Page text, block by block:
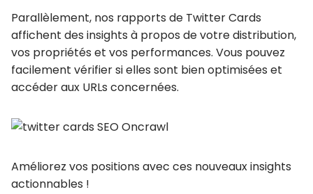
Parallèlement, nos rapports de Twitter Cards
affichent des insights à propos de votre distribution,
vos propriétés et vos performances. Vous pouvez
facilement vérifier si elles sont bien optimisées et
accéder aux URLs concernées.
Améliorez vos positions avec ces nouveaux insights
actionnables !